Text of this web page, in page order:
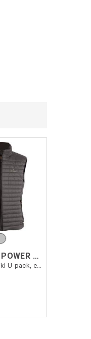
THERM-IC POWER VEST HEAT WOMEN
Värmeväst (inkl U-pack, exkl.Powerbank)